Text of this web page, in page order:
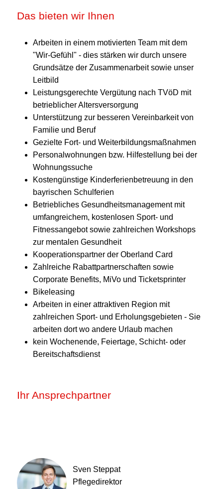
Das bieten wir Ihnen
Arbeiten in einem motivierten Team mit dem
"Wir-Gefühl" - dies stärken wir durch unsere
Grundsätze der Zusammenarbeit sowie unser
Leitbild
Leistungsgerechte Vergütung nach TVöD mit
betrieblicher Altersversorgung
Unterstützung zur besseren Vereinbarkeit von
Familie und Beruf
Gezielte Fort- und Weiterbildungsmaßnahmen
Personalwohnungen bzw. Hilfestellung bei der
Wohnungssuche
Kostengünstige Kinderferienbetreuung in den
bayrischen Schulferien
Betriebliches Gesundheitsmanagement mit
umfangreichem, kostenlosen Sport- und
Fitnessangebot sowie zahlreichen Workshops
zur mentalen Gesundheit
Kooperationspartner der Oberland Card
Zahlreiche Rabattpartnerschaften sowie
Corporate Benefits, MiVo und Ticketsprinter
Bikeleasing
Arbeiten in einer attraktiven Region mit
zahlreichen Sport- und Erholungsgebieten - Sie
arbeiten dort wo andere Urlaub machen
kein Wochenende, Feiertage, Schicht- oder
Bereitschaftsdienst
Ihr Ansprechpartner
Sven Steppat
Pflegedirektor